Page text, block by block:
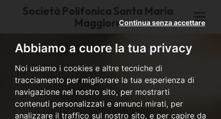
Abbiamo a cuore la tua privacy
Noi usiamo i cookies e altre tecniche di
tracciamento per migliorare la tua esperienza di
navigazione nel nostro sito, per mostrarti
contenuti personalizzati e annunci mirati, per
analizzare il traffico sul nostro sito, e per capire da
Continua senza accettare
Società Polifonica Santa Maria
Maggiore